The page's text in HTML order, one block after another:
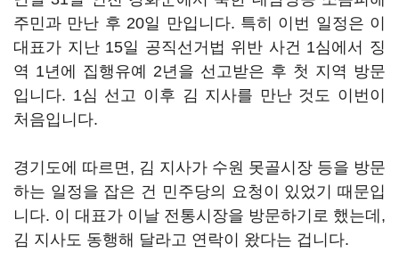
주민과 만난 후 20일 만입니다. 특히 이번 일정은 이
대표가 지난 15일 공직선거법 위반 사건 1심에서 징
역 1년에 집행유예 2년을 선고받은 후 첫 지역 방문
입니다. 1심 선고 이후 김 지사를 만난 것도 이번이
처음입니다.
경기도에 따르면, 김 지사가 수원 못골시장 등을 방문
하는 일정을 잡은 건 민주당의 요청이 있었기 때문입
니다. 이 대표가 이날 전통시장을 방문하기로 했는데,
김 지사도 동행해 달라고 연락이 왔다는 겁니다.